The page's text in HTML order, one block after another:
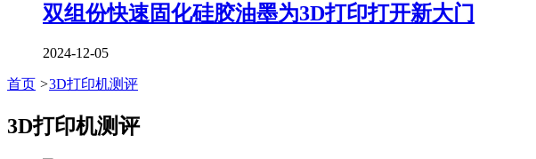
双组份快速固化硅胶油墨为3D打印打开新大门
2024-12-05
首页 >3D打印机测评
3D打印机测评